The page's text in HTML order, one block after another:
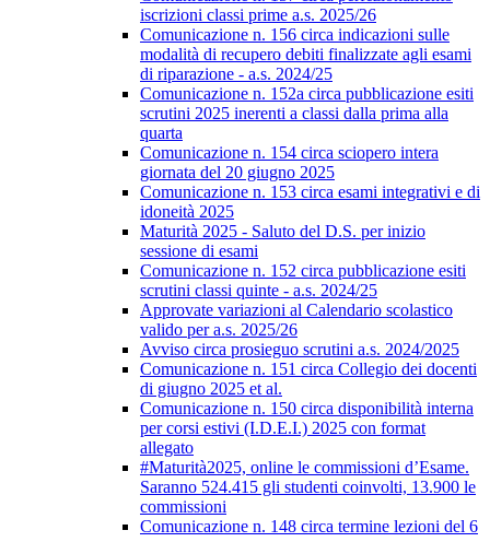
iscrizioni classi prime a.s. 2025/26
Comunicazione n. 156 circa indicazioni sulle
modalità di recupero debiti finalizzate agli esami
di riparazione - a.s. 2024/25
Comunicazione n. 152a circa pubblicazione esiti
scrutini 2025 inerenti a classi dalla prima alla
quarta
Comunicazione n. 154 circa sciopero intera
giornata del 20 giugno 2025
Comunicazione n. 153 circa esami integrativi e di
idoneità 2025
Maturità 2025 - Saluto del D.S. per inizio
sessione di esami
Comunicazione n. 152 circa pubblicazione esiti
scrutini classi quinte - a.s. 2024/25
Approvate variazioni al Calendario scolastico
valido per a.s. 2025/26
Avviso circa prosieguo scrutini a.s. 2024/2025
Comunicazione n. 151 circa Collegio dei docenti
di giugno 2025 et al.
Comunicazione n. 150 circa disponibilità interna
per corsi estivi (I.D.E.I.) 2025 con format
allegato
#Maturità2025, online le commissioni d’Esame.
Saranno 524.415 gli studenti coinvolti, 13.900 le
commissioni
Comunicazione n. 148 circa termine lezioni del 6